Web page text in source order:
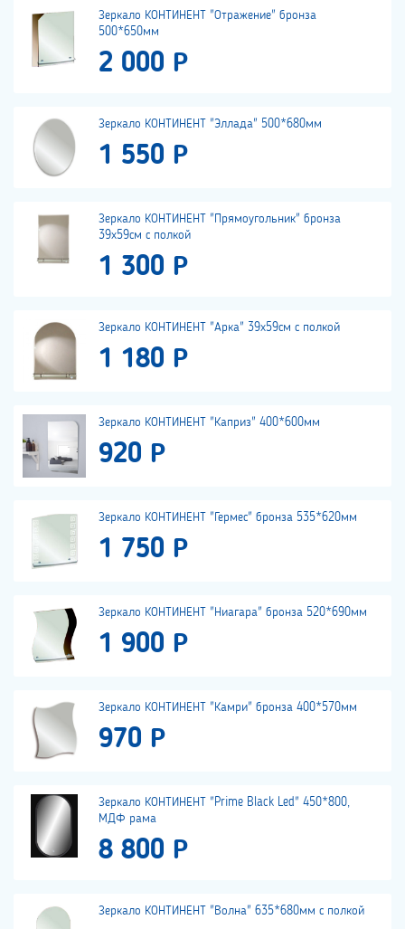
Зеркало КОНТИНЕНТ "Отражение" бронза
500*650мм
2 000 Р
Зеркало КОНТИНЕНТ "Эллада" 500*680мм
1 550 Р
Зеркало КОНТИНЕНТ "Прямоугольник" бронза
39х59см с полкой
1 300 Р
Зеркало КОНТИНЕНТ "Арка" 39х59см с полкой
1 180 Р
Зеркало КОНТИНЕНТ "Каприз" 400*600мм
920 Р
Зеркало КОНТИНЕНТ "Гермес" бронза 535*620мм
1 750 Р
Зеркало КОНТИНЕНТ "Ниагара" бронза 520*690мм
1 900 Р
Зеркало КОНТИНЕНТ "Камри" бронза 400*570мм
970 Р
Зеркало КОНТИНЕНТ "Prime Black Led" 450*800,
МДФ рама
8 800 Р
Зеркало КОНТИНЕНТ "Волна" 635*680мм с полкой